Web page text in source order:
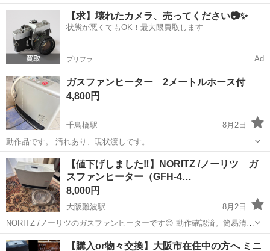
日ではなく冬場のみ使用していましたので、状態は良く作動確認済で
す。 温風だけでなく送風のみも可能です。 コンパクトサイズで脱衣所
やトイレにもちょう...
大阪 大阪市 天神橋筋六丁目駅 季節、空調家電
【求】壊れたカメラ、売ってください📷✨
状態が悪くてもOK！最大限買取します
プリフラ Ad
ガスファンヒーター 2メートルホース付
4,800円
千鳥橋駅
8月2日
動作品です。 汚れあり、現状渡しです。
大阪 大阪市 千鳥橋駅 季節、空調家電
ガスファンヒーター
【値下げしました‼️】NORITZ /ノーリツ ガ
スファンヒーター（GFH-4…
8,000円
大阪難波駅
8月2日
NORITZ /ノーリツのガスファンヒーターです😊 動作確認済。簡易清掃
済。 メーカー：NORITZ ノーリツ 品 番 ：GFH-4003S 付属品 ：
ガスホース付き（約5m） どなたか使っていただける方に😊‼️ 値下...
大阪 大阪市 大阪難波駅 季節、空調家電 NORITZ
【購入or物々交換】大阪市在住中の方へ ミニ